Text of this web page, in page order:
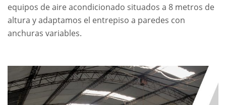
equipos de aire acondicionado situados a 8 metros de
altura y adaptamos el entrepiso a paredes con
anchuras variables.